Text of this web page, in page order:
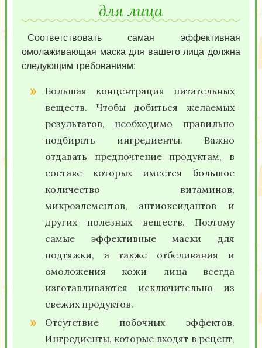
для лица
Соответствовать самая эффективная
омолаживающая маска для вашего лица должна
следующим требованиям:
Большая концентрация питательных
веществ. Чтобы добиться желаемых
результатов, необходимо правильно
подбирать ингредиенты. Важно
отдавать предпочтение продуктам, в
составе которых имеется большое
количество витаминов,
микроэлементов, антиоксидантов и
других полезных веществ. Поэтому
самые эффективные маски для
подтяжки, а также отбеливания и
омоложения кожи лица всегда
изготавливаются исключительно из
свежих продуктов.
Отсутствие побочных эффектов.
Ингредиенты, которые входят в рецепт,